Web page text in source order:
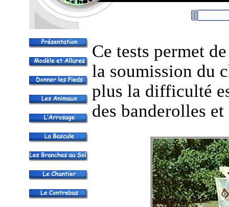
Ce tests permet
la soumission du
plus la difficulté
des banderolles